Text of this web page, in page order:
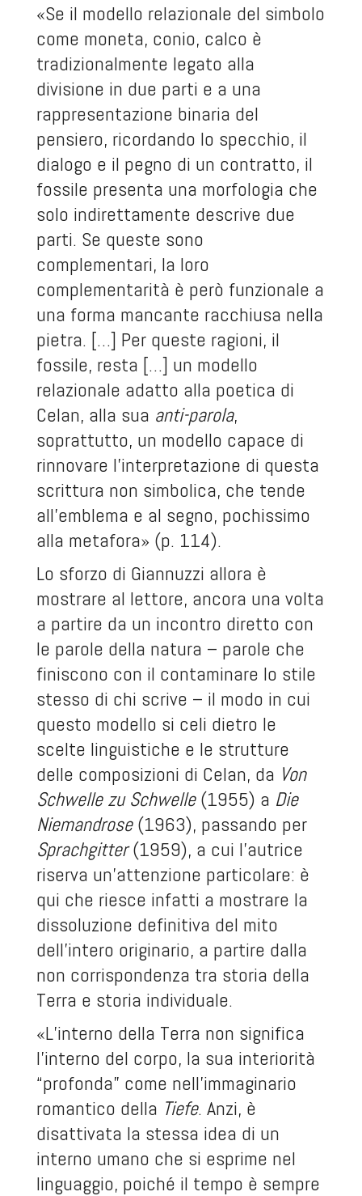
«Se il modello relazionale del simbolo
come moneta, conio, calco è
tradizionalmente legato alla
divisione in due parti e a una
rappresentazione binaria del
pensiero, ricordando lo specchio, il
dialogo e il pegno di un contratto, il
fossile presenta una morfologia che
solo indirettamente descrive due
parti. Se queste sono
complementari, la loro
complementarità è però funzionale a
una forma mancante racchiusa nella
pietra. […] Per queste ragioni, il
fossile, resta […] un modello
relazionale adatto alla poetica di
Celan, alla sua anti-parola,
soprattutto, un modello capace di
rinnovare l’interpretazione di questa
scrittura non simbolica, che tende
all’emblema e al segno, pochissimo
alla metafora» (p. 114).
Lo sforzo di Giannuzzi allora è
mostrare al lettore, ancora una volta
a partire da un incontro diretto con
le parole della natura – parole che
finiscono con il contaminare lo stile
stesso di chi scrive – il modo in cui
questo modello si celi dietro le
scelte linguistiche e le strutture
delle composizioni di Celan, da Von
Schwelle zu Schwelle(1955) a Die
Niemandrose(1963), passando per
Sprachgitter(1959), a cui l’autrice
riserva un’attenzione particolare: è
qui che riesce infatti a mostrare la
dissoluzione definitiva del mito
dell’intero originario, a partire dalla
non corrispondenza tra storia della
Terra e storia individuale.
«L’interno della Terra non significa
l’interno del corpo, la sua interiorità
“profonda” come nell’immaginario
romantico della Tiefe. Anzi, è
disattivata la stessa idea di un
interno umano che si esprime nel
linguaggio, poiché il tempo è sempre